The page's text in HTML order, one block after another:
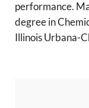
performance.
degree in
Illinois Urbana-